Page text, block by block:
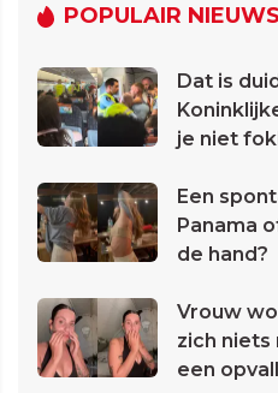
POPULAIR NIEUWS
Dat is
je niet
Een
Panama
de hand?
Vrouw
zich
een